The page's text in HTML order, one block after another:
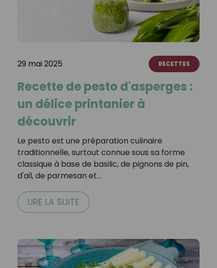
29 mai 2025 RECETTES
Recette de pesto d'asperges :
un délice printanier à
découvrir
Le pesto est une préparation culinaire
traditionnelle, surtout connue sous sa forme
classique à base de basilic, de pignons de pin,
d'ail, de parmesan et…
LIRE LA SUITE